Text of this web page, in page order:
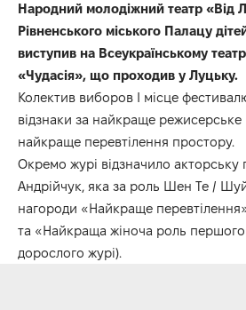
Народний молодіжний театр «Від
Рівненського міського Палацу
виступив на Всеукраїнському
«Чудасія», що проходив у Луцьку.
Колектив виборов І місце
відзнаки за найкраще режисерське
найкраще перевтілення простору.
Окремо журі відзначило акторську
Андрійчук, яка за роль Шен Те /
нагороди «Найкраще
та «Найкраща жіноча роль першого
дорослого журі).